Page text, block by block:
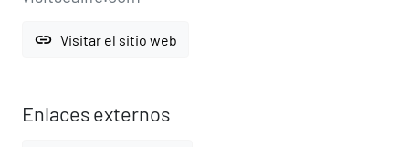
link Visitar el sitio web
Enlaces externos